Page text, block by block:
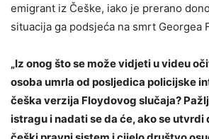
emigrant iz Češke, iako je prerano
situacija ga podsjeća na smrt Georgea
„Iz onog što se može vidjeti u videu
osoba umrla od posljedica policijske
češka verzija Floydovog slučaja?
istragu i nadati se da će, ako se utvrdi